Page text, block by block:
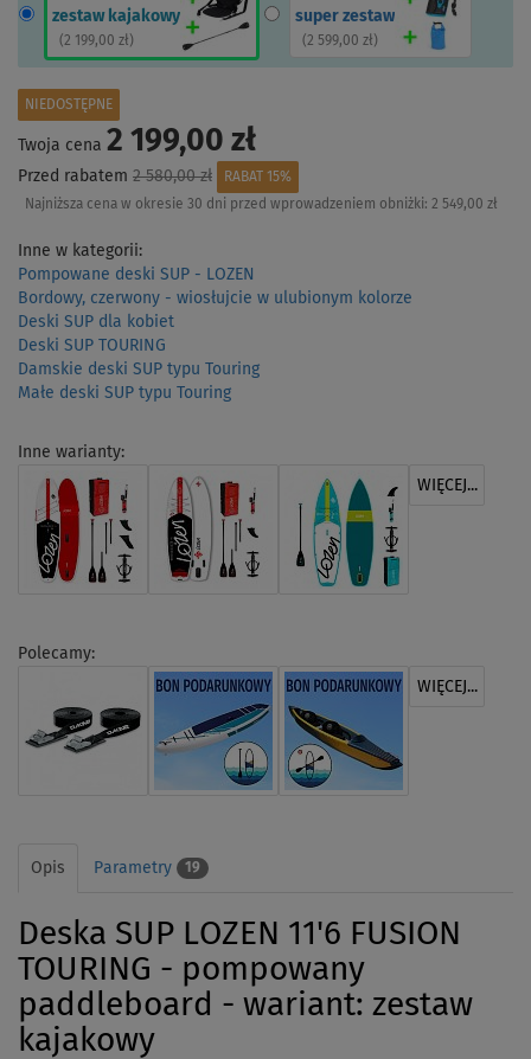
zestaw kajakowy
( 2 199,00 zł)
super zestaw
( 2 599,00 zł)
NIEDOSTĘPNE
Twoja cena 2 199,00 zł
Przed rabatem 2 580,00 zł
RABAT 15%
Najniższa cena w okresie 30 dni przed wprowadzeniem obniżki: 2 549,00 zł
Inne w kategorii:
Pompowane deski SUP - LOZEN
Bordowy, czerwony - wiosłujcie w ulubionym kolorze
Deski SUP dla kobiet
Deski SUP TOURING
Damskie deski SUP typu Touring
Małe deski SUP typu Touring
Inne warianty:
WIĘCEJ...
Polecamy:
WIĘCEJ...
Opis Parametry 19
Deska SUP LOZEN 11'6 FUSION
TOURING - pompowany
paddleboard - wariant: zestaw
kajakowy